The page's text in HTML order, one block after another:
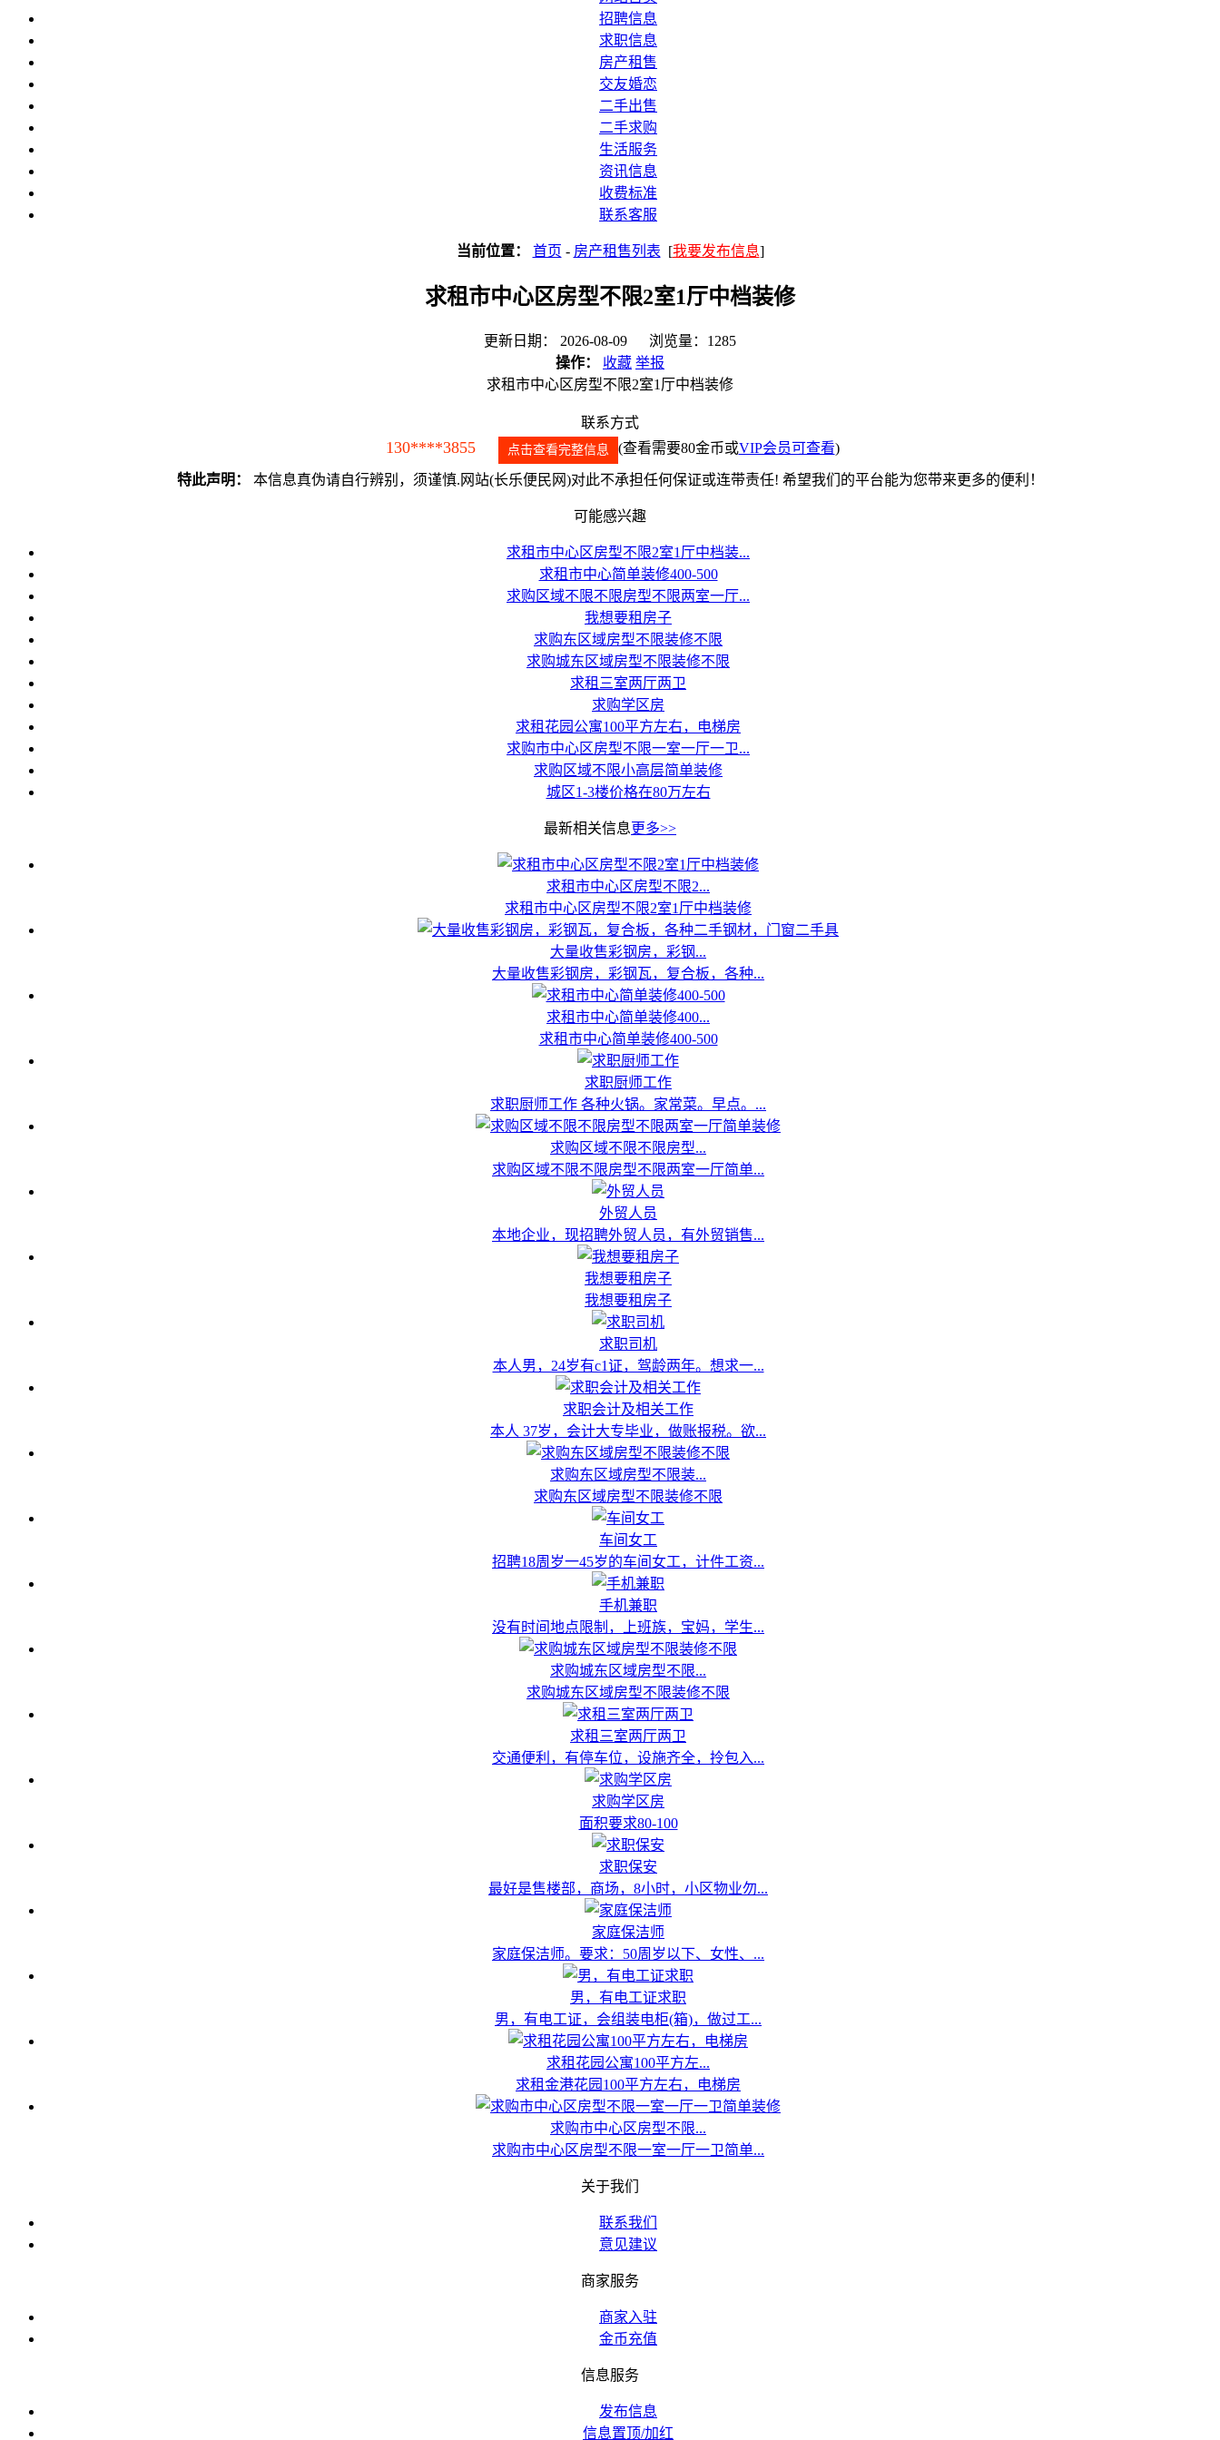
招聘信息
求职信息
房产租售
交友婚恋
二手出售
二手求购
生活服务
资讯信息
收费标准
联系客服
当前位置： 首页 - 房产租售列表 [我要发布信息]
求租市中心区房型不限2室1厅中档装修
更新日期： 2026-08-09 浏览量：1285
操作：
收藏 举报
求租市中心区房型不限2室1厅中档装修
联系方式
130****3855 点击查看完整信息 (查看需要80金币或VIP会员可查看)
特此声明： 本信息真伪请自行辨别，须谨慎.网站(长乐便民网)对此不承担任何保证或连带责任! 希望我们的平台能为您带来更多的便利！
可能感兴趣
求租市中心区房型不限2室1厅中档装...
求租市中心简单装修400-500
求购区域不限不限房型不限两室一厅...
我想要租房子
求购东区域房型不限装修不限
求购城东区域房型不限装修不限
求租三室两厅两卫
求购学区房
求租花园公寓100平方左右，电梯房
求购市中心区房型不限一室一厅一卫...
求购区域不限小高层简单装修
城区1-3楼价格在80万左右
最新相关信息更多>>
求租市中心区房型不限2...
求租市中心区房型不限2室1厅中档装修
大量收售彩钢房，彩钢...
大量收售彩钢房，彩钢瓦，复合板，各种...
求租市中心简单装修400...
求租市中心简单装修400-500
求职厨师工作
求职厨师工作 各种火锅。家常菜。早点。...
求购区域不限不限房型...
求购区域不限不限房型不限两室一厅简单...
外贸人员
本地企业，现招聘外贸人员，有外贸销售...
我想要租房子
我想要租房子
求职司机
本人男，24岁有c1证，驾龄两年。想求一...
求职会计及相关工作
本人 37岁，会计大专毕业，做账报税。欲...
求购东区域房型不限装...
求购东区域房型不限装修不限
车间女工
招聘18周岁一45岁的车间女工，计件工资...
手机兼职
没有时间地点限制，上班族，宝妈，学生...
求购城东区域房型不限...
求购城东区域房型不限装修不限
求租三室两厅两卫
交通便利，有停车位，设施齐全，拎包入...
求购学区房
面积要求80-100
求职保安
最好是售楼部，商场，8小时，小区物业勿...
家庭保洁师
家庭保洁师。要求：50周岁以下、女性、...
男，有电工证求职
男，有电工证，会组装电柜(箱)，做过工...
求租花园公寓100平方左...
求租金港花园100平方左右，电梯房
求购市中心区房型不限...
求购市中心区房型不限一室一厅一卫简单...
关于我们
联系我们
意见建议
商家服务
商家入驻
金币充值
信息服务
发布信息
信息置顶/加红